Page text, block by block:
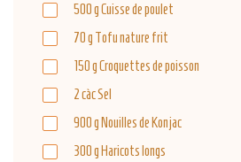
500gCuisse de poulet
70g Tofu nature frit
150gCroquettes de poisson
2càcSel
900g Nouilles de Konjac
300g Haricots longs